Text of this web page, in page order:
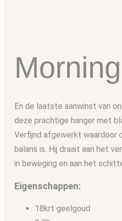
En de laatste aanwinst van
deze prachtige hanger met
Verfijnd afgewerkt waardoor
balans is. Hij draait aan het
in beweging en aan het
Eigenschappen:
18krt geelgoud